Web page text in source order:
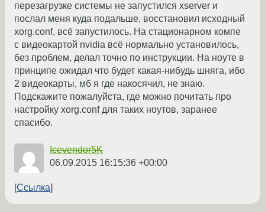
перезагрузке системы не запустился xserver и
послал меня куда подальше, восстановил исходный
xorg.conf, всё запустилось. На стационарном компе
с видеокартой nvidia всё нормально установилось,
без проблем, делал точно по инструкции. На ноуте в
принципе ожидал что будет какая-нибудь шняга, ибо
2 видеокарты, мб я где накосячил, не знаю.
Подскажите пожалуйста, где можно почитать про
настройку xorg.conf для таких ноутов, заранее
спасибо.
Icevendor5K
06.09.2015 16:15:36 +00:00
Ссылка